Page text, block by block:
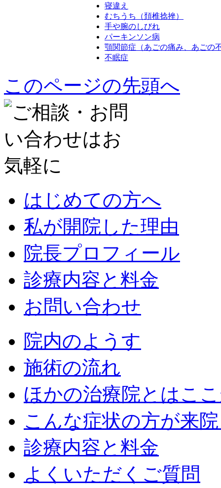
寝違え
むちうち（頚椎捻挫）
手や腕のしびれ
パーキンソン病
顎関節症（あごの痛み、あごの
不眠症
このページの先頭へ
はじめての方へ
私が開院した理由
院長プロフィール
診療内容と料金
お問い合わせ
院内のようす
施術の流れ
ほかの治療院とはこ
こんな症状の方が来
診療内容と料金
よくいただくご質問